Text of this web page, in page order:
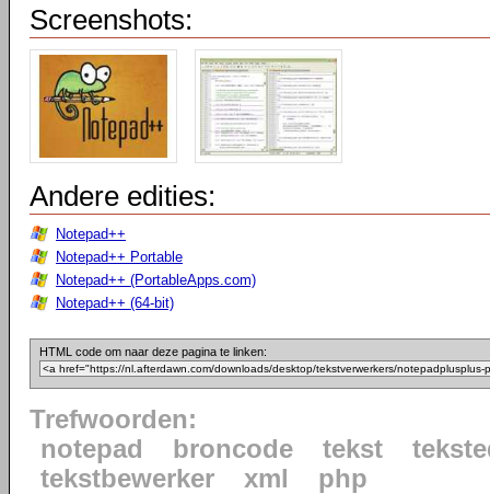
Screenshots:
Andere edities:
Notepad++
Notepad++ Portable
Notepad++ (PortableApps.com)
Notepad++ (64-bit)
HTML code om naar deze pagina te linken:
Trefwoorden:
notepad
broncode tekst
tekstbewerker
xml php